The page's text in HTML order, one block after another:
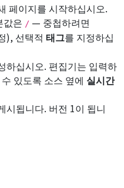
페이지를 시작하십시오.
값은 / — 중첩하려면
), 선택적 태그를 지정하십
하십시오. 편집기는 입력하
있도록 소스 옆에 실시간
시됩니다. 버전 1이 됩니